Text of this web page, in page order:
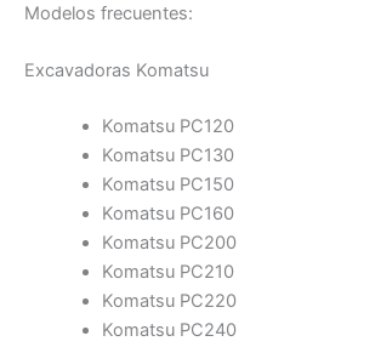
Modelos frecuentes:
Excavadoras Komatsu
Komatsu PC120
Komatsu PC130
Komatsu PC150
Komatsu PC160
Komatsu PC200
Komatsu PC210
Komatsu PC220
Komatsu PC240